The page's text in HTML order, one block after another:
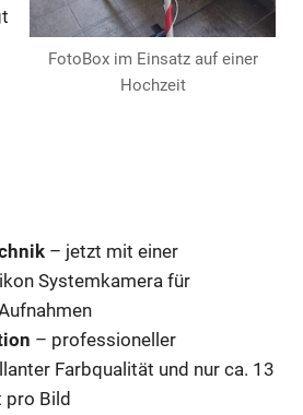
FotoBox im Einsatz auf einer
Hochzeit
– jetzt mit einer
Systemkamera für
– professioneller
Farbqualität und nur ca. 13
pro Bild